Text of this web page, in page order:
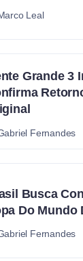
Leal
Grande 3
Fernandes
Busca
Do Mundo
Fernandes